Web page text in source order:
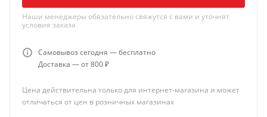
Наши менеджеры обязательно свяжутся с вами и уточнят
условия заказа
Самовывоз сегодня — бесплатно
Доставка — от 800 ₽
Цена действительна только для интернет-магазина и может
отличаться от цен в розничных магазинах